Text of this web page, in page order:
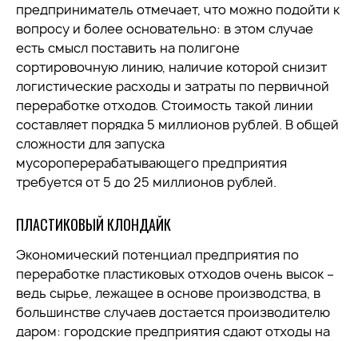
предприниматель отмечает, что можно подойти к
вопросу и более основательно: в этом случае
есть смысл поставить на полигоне
сортировочную линию, наличие которой снизит
логистические расходы и затраты по первичной
переработке отходов. Стоимость такой линии
составляет порядка 5 миллионов рублей. В общей
сложности для запуска
мусороперерабатывающего предприятия
требуется от 5 до 25 миллионов рублей.
ПЛАСТИКОВЫЙ КЛОНДАЙК
Экономический потенциал предприятия по
переработке пластиковых отходов очень высок –
ведь сырье, лежащее в основе производства, в
большинстве случаев достается производителю
даром: городские предприятия сдают отходы на